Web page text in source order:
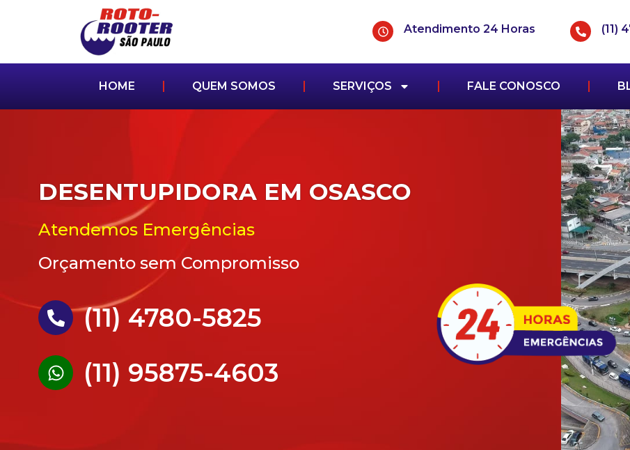
Atendimento 24 Horas (11)
HOME QUEM SOMOS SERVIÇOS FALE CONOSCO
DESENTUPIDORA EM OSASCO
Atendemos Emergências
Orçamento sem Compromisso
(11) 4780-5825
(11) 95875-4603